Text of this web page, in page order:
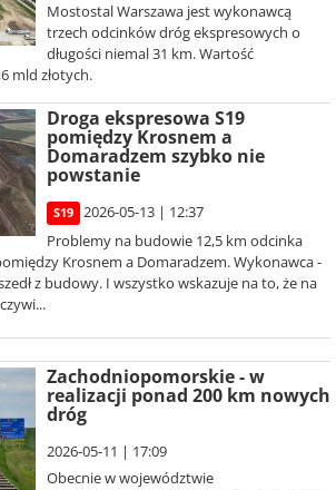
Mostostal Warszawa jest wykonawcą
trzech odcinków dróg ekspresowych o
długości niemal 31 km. Wartość
mld złotych.
Droga ekspresowa S19
pomiędzy Krosnem a
Domaradzem szybko nie
powstanie
S19
2026-05-13 | 12:37
Problemy na budowie 12,5 km odcinka
Krosnem a Domaradzem. Wykonawca -
z budowy. I wszystko wskazuje na to, że na
Zachodniopomorskie - w
realizacji ponad 200 km nowych
dróg
2026-05-11 | 17:09
Obecnie w województwie